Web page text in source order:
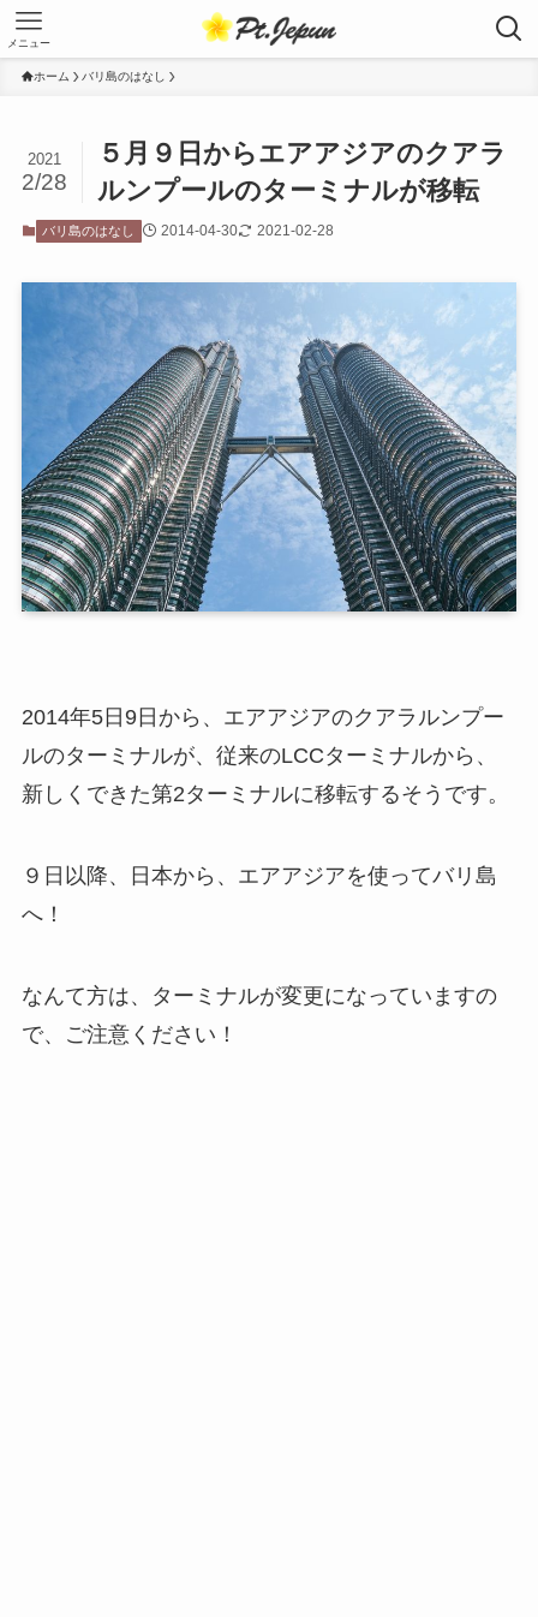
メニュー
ホーム バリ島のはなし
５月９日からエアアジアのクアラ
ルンプールのターミナルが移転
2021
2/28
バリ島のはなし 2014-04-30 2021-02-28
2014年5日9日から、エアアジアのクアラルンプー
ルのターミナルが、従来のLCCターミナルから、
新しくできた第2ターミナルに移転するそうです。
９日以降、日本から、エアアジアを使ってバリ島
へ！
なんて方は、ターミナルが変更になっていますの
で、ご注意ください！